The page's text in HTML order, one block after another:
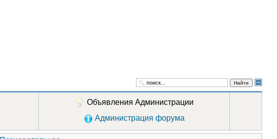
Найти
Объявления Администрации
Администрация форума